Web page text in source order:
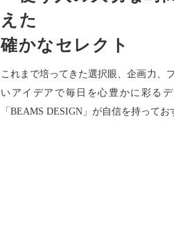
えた
確かなセレクト
これまで培ってきた選択眼、企画力、
いアイデアで毎日を心豊かに彩る
「BEAMS DESIGN」が自信を持ってお